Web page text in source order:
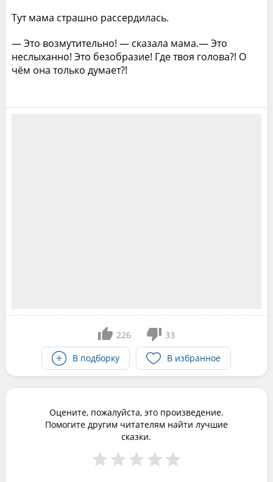
Тут мама страшно рассердилась.
— Это возмутительно! — сказала мама.— Это
неслыханно! Это безобразие! Где твоя голова?! О
чём она только думает?!
226
33
В подборку
В избранное
Оцените, пожалуйста, это произведение.
Помогите другим читателям найти лучшие
сказки.